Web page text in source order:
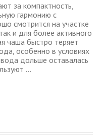
за компактность,
гармонию с
смотрится на участке
и для более активного
чаша быстро теряет
особенно в условиях
дольше оставалась
…